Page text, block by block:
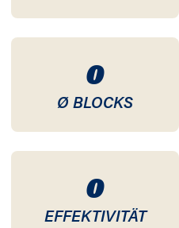
0
Ø BLOCKS
0
EFFEKTIVITÄT